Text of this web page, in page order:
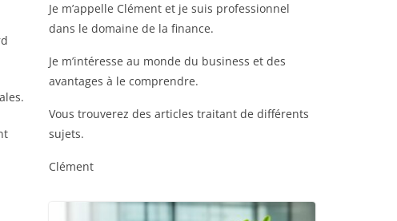
Je m’appelle Clément et je suis professionnel
dans le domaine de la finance.
Je m’intéresse au monde du business et des
avantages à le comprendre.
Vous trouverez des articles traitant de différents
sujets.
Clément